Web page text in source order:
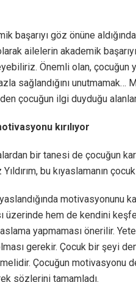
başarıyı göz önüne
ailelerin akademik
Önemli olan,
sağlandığını unutmamak…
çocuğun ilgi duyduğu
kırılıyor
bir tanesi de çocuğun
bu kıyaslamanın
motivasyonunu
üzerinde hem de kendini
yapmaması önerilir.
gerekir. Çocuk bir şeyi
Çocuğun motivasyonu
sözlerini tamamladı.